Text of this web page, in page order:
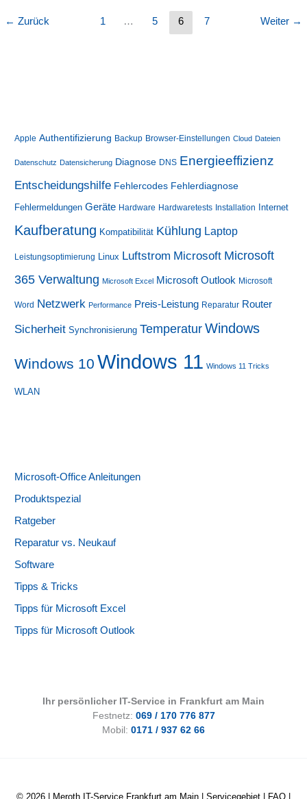
mit
← Zurück 1 … 5 6 7 Weiter →
Apple Authentifizierung Backup Browser-Einstellungen Cloud Dateien
Datenschutz Datensicherung Diagnose DNS Energieeffizienz
Entscheidungshilfe Fehlercodes Fehlerdiagnose
Fehlermeldungen Geräte Hardware Hardwaretests Installation Internet
Kaufberatung Kompatibilität Kühlung Laptop
Leistungsoptimierung Linux Luftstrom Microsoft Microsoft
365 Verwaltung Microsoft Excel Microsoft Outlook Microsoft
Word Netzwerk Performance Preis-Leistung Reparatur Router
Sicherheit Synchronisierung Temperatur Windows
Windows 10 Windows 11 Windows 11 Tricks
WLAN
Microsoft-Office Anleitungen
Produktspezial
Ratgeber
Reparatur vs. Neukauf
Software
Tipps & Tricks
Tipps für Microsoft Excel
Tipps für Microsoft Outlook
Ihr persönlicher IT-Service in Frankfurt am Main
Festnetz: 069 / 170 776 877
Mobil: 0171 / 937 62 66
© 2026 | Meroth IT-Service Frankfurt am Main Servicegebiet FAQ